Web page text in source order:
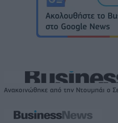
Ανακοινώθηκε από την Ντουμπάι ο